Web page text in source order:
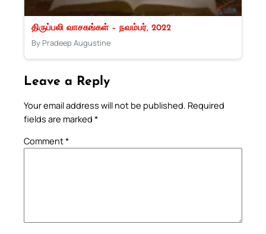
திருப்பலி வாசகங்கள் – நவம்பர், 2022
By Pradeep Augustine
Leave a Reply
Your email address will not be published. Required
fields are marked *
Comment*